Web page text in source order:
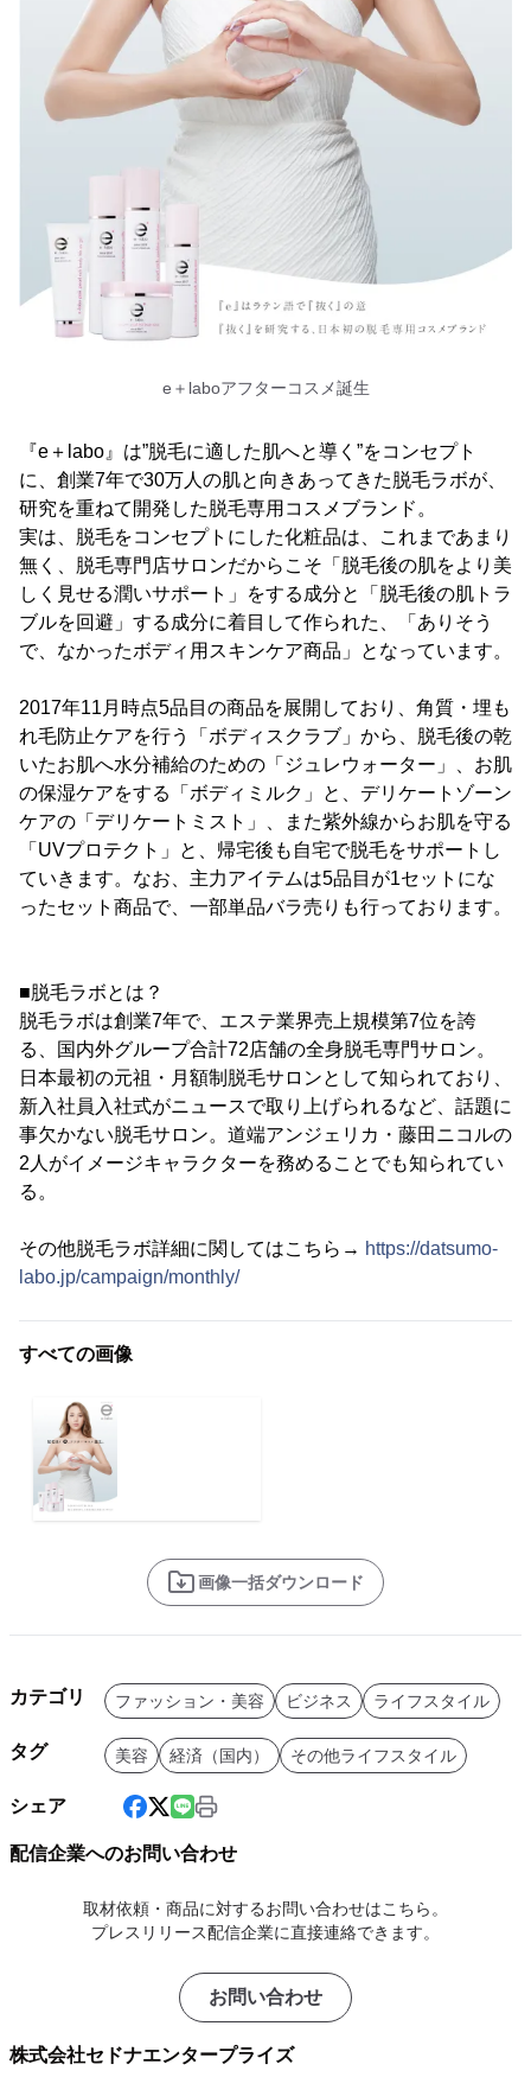
e＋laboアフターコスメ誕生
『e＋labo』は”脱毛に適した肌へと導く”をコンセプト
に、創業7年で30万人の肌と向きあってきた脱毛ラボが、
研究を重ねて開発した脱毛専用コスメブランド。
実は、脱毛をコンセプトにした化粧品は、これまであまり
無く、脱毛専門店サロンだからこそ「脱毛後の肌をより美
しく見せる潤いサポート」をする成分と「脱毛後の肌トラ
ブルを回避」する成分に着目して作られた、「ありそう
で、なかったボディ用スキンケア商品」となっています。
2017年11月時点5品目の商品を展開しており、角質・埋も
れ毛防止ケアを行う「ボディスクラブ」から、脱毛後の乾
いたお肌へ水分補給のための「ジュレウォーター」、お肌
の保湿ケアをする「ボディミルク」と、デリケートゾーン
ケアの「デリケートミスト」、また紫外線からお肌を守る
「UVプロテクト」と、帰宅後も自宅で脱毛をサポートし
ていきます。なお、主力アイテムは5品目が1セットにな
ったセット商品で、一部単品バラ売りも行っております。
■脱毛ラボとは？
脱毛ラボは創業7年で、エステ業界売上規模第7位を誇
る、国内外グループ合計72店舗の全身脱毛専門サロン。
日本最初の元祖・月額制脱毛サロンとして知られており、
新入社員入社式がニュースで取り上げられるなど、話題に
事欠かない脱毛サロン。道端アンジェリカ・藤田ニコルの
2人がイメージキャラクターを務めることでも知られてい
る。
その他脱毛ラボ詳細に関してはこちら→ https://datsumo-
labo.jp/campaign/monthly/
すべての画像
画像一括ダウンロード
カテゴリ ファッション・美容 ビジネス ライフスタイル
タグ 美容 経済（国内） その他ライフスタイル
シェア
配信企業へのお問い合わせ
取材依頼・商品に対するお問い合わせはこちら。
プレスリリース配信企業に直接連絡できます。
お問い合わせ
株式会社セドナエンタープライズ